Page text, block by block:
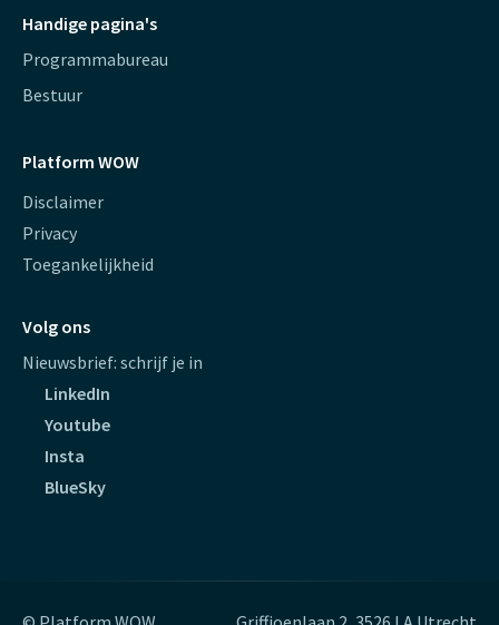
Handige pagina's
Programmabureau
Bestuur
Platform WOW
Disclaimer
Privacy
Toegankelijkheid
Volg ons
Nieuwsbrief: schrijf je in
LinkedIn
Youtube
Insta
BlueSky